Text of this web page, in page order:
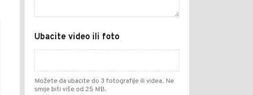
Ubacite video ili foto
Možete da ubacite do 3 fotografije ili videa. Ne
smije biti više od 25 MB.